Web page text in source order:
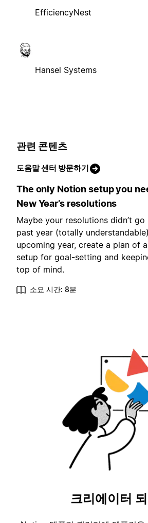
EfficiencyNest
Hansel Systems
관련 콘텐츠
도움말 센터 방문하기
The only Notion setup you
New Year’s resolutions
Maybe your resolutions didn’t
past year (totally
upcoming year, create a plan of
setup for goal-setting and
top of mind.
소요 시간: 8분
크리에이터 되